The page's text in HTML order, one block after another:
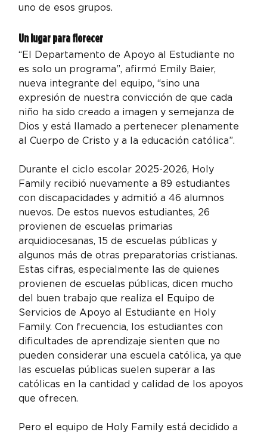
uno de esos grupos.
Un lugar para florecer
“El Departamento de Apoyo al Estudiante no
es solo un programa”, afirmó Emily Baier,
nueva integrante del equipo, “sino una
expresión de nuestra convicción de que cada
niño ha sido creado a imagen y semejanza de
Dios y está llamado a pertenecer plenamente
al Cuerpo de Cristo y a la educación católica”.
Durante el ciclo escolar 2025-2026, Holy
Family recibió nuevamente a 89 estudiantes
con discapacidades y admitió a 46 alumnos
nuevos. De estos nuevos estudiantes, 26
provienen de escuelas primarias
arquidiocesanas, 15 de escuelas públicas y
algunos más de otras preparatorias cristianas.
Estas cifras, especialmente las de quienes
provienen de escuelas públicas, dicen mucho
del buen trabajo que realiza el Equipo de
Servicios de Apoyo al Estudiante en Holy
Family. Con frecuencia, los estudiantes con
dificultades de aprendizaje sienten que no
pueden considerar una escuela católica, ya que
las escuelas públicas suelen superar a las
católicas en la cantidad y calidad de los apoyos
que ofrecen.
Pero el equipo de Holy Family está decidido a